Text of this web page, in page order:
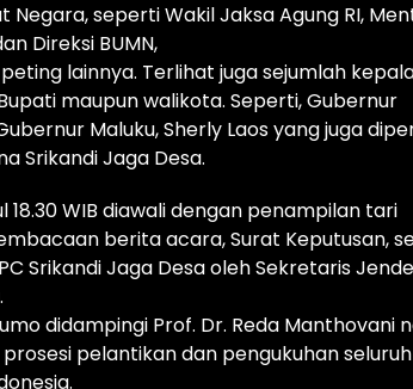
seperti Wakil Jaksa Agung RI,
Direksi BUMN,
lainnya. Terlihat juga sejumlah
maupun walikota. Seperti, Gubernur
Maluku, Sherly Laos yang juga
Srikandi Jaga Desa.
WIB diawali dengan penampilan tari
berita acara, Surat Keputusan,
Srikandi Jaga Desa oleh Sekretaris
didampingi Prof. Dr. Reda Manthovani
pelantikan dan pengukuhan seluruh